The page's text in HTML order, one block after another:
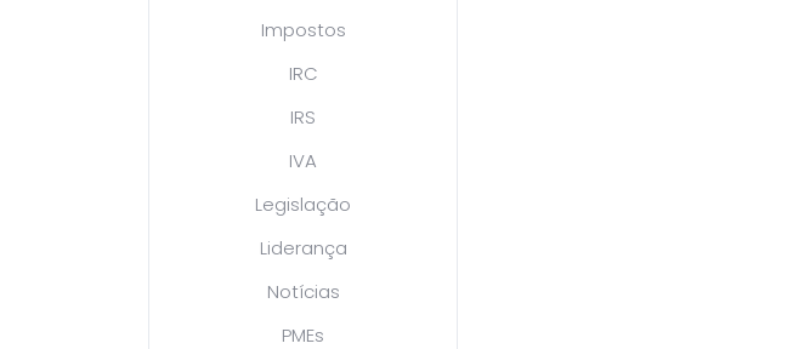
Impostos
IRC
IRS
IVA
Legislação
Liderança
Notícias
PMEs